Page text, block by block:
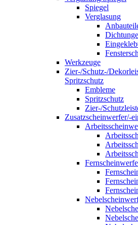
Spiegel
Verglasung
Werkzeuge
Zier-/Schutz-/
Spritzschutz
Embleme
Spritzschutz
Zier-/
Zusatzscheinwerfer/-